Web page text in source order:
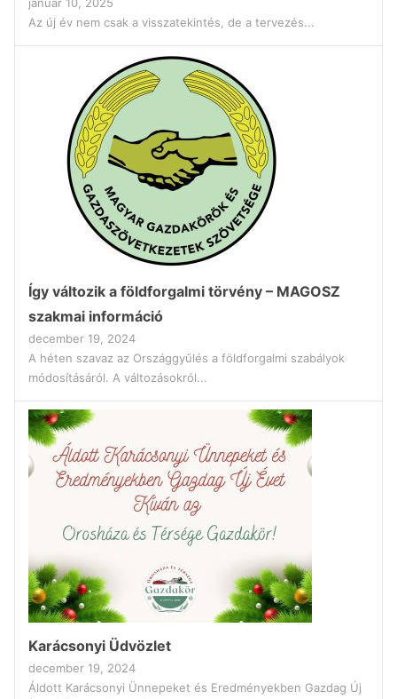
Az új év nem csak a visszatekintés, de a tervezés...
Így változik a földforgalmi törvény – MAGOSZ
szakmai információ
december 19, 2024
A héten szavaz az Országgyűlés a földforgalmi szabályok
módosításáról. A változásokról...
Karácsonyi Üdvözlet
december 19, 2024
Áldott Karácsonyi Ünnepeket és Eredményekben Gazdag Új